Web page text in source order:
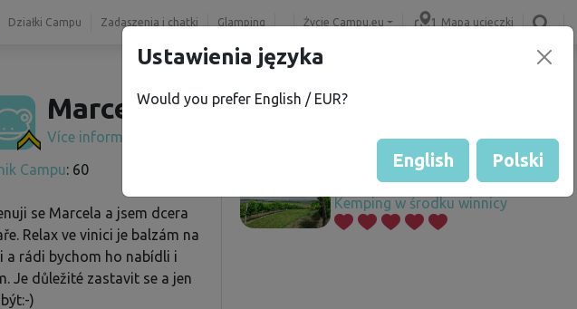
Działki Campu Zadaszenia i chatki Glamping Życie Campu.eu Mapa ucieczki
Marcela V.
Více informací
Campu: 60
se Marcela a jsem dcera
Relax ve vinici je balzám na
a rádi bychom ho nabídli i
Je důležité zastavit se a jen
)
Kemping w środku winnicy
Ustawienia języka
Would you prefer English / EUR?
English Polski